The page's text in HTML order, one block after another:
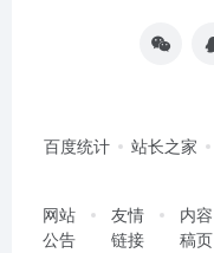
百度统计 站长之家
网站
公告
友情
链接
内容
稿页